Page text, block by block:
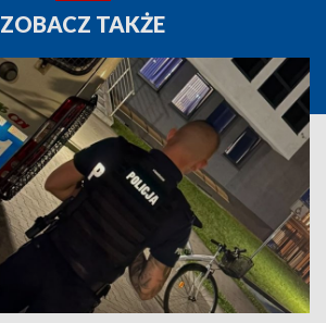
ZOBACZ TAKŻE